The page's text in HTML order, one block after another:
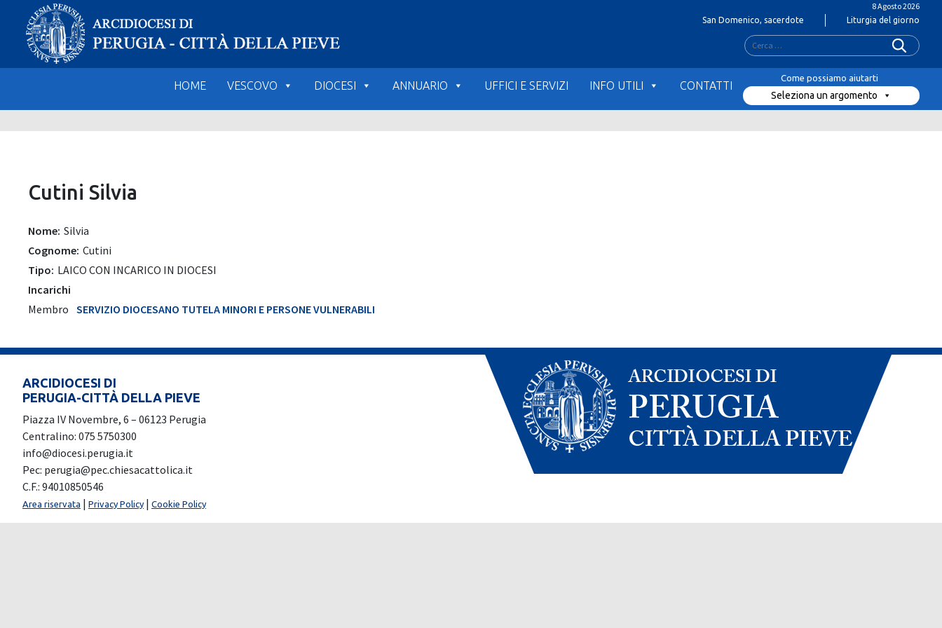
content
8 Agosto 2026
San Domenico, sacerdote Liturgia del giorno
Ricerca
per:
HOME VESCOVO DIOCESI ANNUARIO UFFICI E SERVIZI INFO UTILI CONTATTI
Seleziona un argomento
Cutini Silvia
Nome: Silvia
Cognome: Cutini
Tipo: LAICO CON INCARICO IN DIOCESI
Incarichi
Membro
SERVIZIO DIOCESANO TUTELA MINORI E PERSONE VULNERABILI
ARCIDIOCESI DI
PERUGIA-CITTÀ DELLA PIEVE
Piazza IV Novembre, 6 – 06123 Perugia
Centralino: 075 5750300
info@diocesi.perugia.it
Pec: perugia@pec.chiesacattolica.it
C.F.: 94010850546
Area riservata | Privacy Policy | Cookie Policy